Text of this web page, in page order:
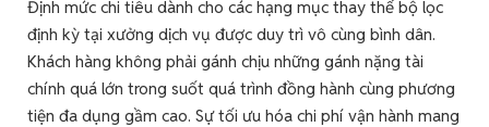
Định mức chi tiêu dành cho các hạng mục thay thế bộ lọc
định kỳ tại xưởng dịch vụ được duy trì vô cùng bình dân.
Khách hàng không phải gánh chịu những gánh nặng tài
chính quá lớn trong suốt quá trình đồng hành cùng phương
tiện đa dụng gầm cao. Sự tối ưu hóa chi phí vận hành mang